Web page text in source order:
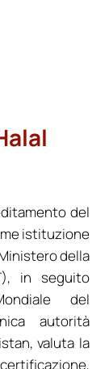
del
istituzione
della
in seguito
del
autorità
valuta la